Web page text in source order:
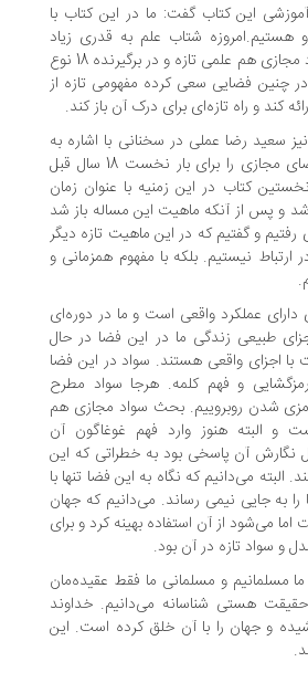
این کتاب گفت: ما در این کتاب با
هستیم.امروزه شتاب علم به قدری زیاد
است که حدی ندارد. سواد مجازی هم علمی تازه و در برگیرنده 18 نوع
چنین فضایی سعی کرده مفهومی تازه از
کند و راه تازه‌ای برای درک آن باز کند.
سعید رضا عملی در سخنانی با اشاره به
اینکه موضوع سواد در فضای مجازی را برای بار نخست 18 سال قبل
کتاب در این زمنیه با عنوان زمان
78 نوشته شد و پس از آنکه ماهیت این مساله باز شد
و گفتیم که در این ماهیت تازه دیگر
ارتباط نیستیم. بلکه با مفهوم همزمانی و
عملکرد واقعی است و ما در دوره‌ای
طبیعی زندگی ما در این فضا در حال
با اجزای واقعی هستند. سواد در این فضا
و فهم کلمه. هرجا سواد مطرح
شدن روبروییم. بحث سواد مجازی هم
و البته هنوز وارد فهم غوغاگون آن
نگارش آن پاسخی بود به خطراتی که این
البته می‌دانیم که نگاه به این فضا تنها با
به جایی نیمی رساند. می‌دانیم که جهان
می‌شود از آن استفاده بهینه کرد و برای
و سواد تازه در آن بود.
مسلمانیم و مسلمانی ما فقط عقیده‌مان
هستی شناسانه می‌دانیم. خداوند
و جهان را با آن خلق کرده است. این